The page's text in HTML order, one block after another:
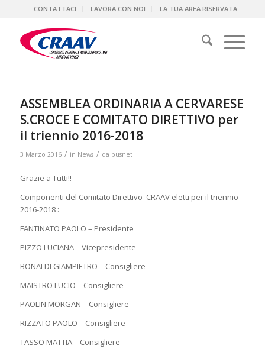
CONTATTACI LAVORA CON NOI LA TUA AREA RISERVATA
ASSEMBLEA ORDINARIA A CERVARESE
S.CROCE E COMITATO DIRETTIVO per
il triennio 2016-2018
3 Marzo 2016 / in News / da busnet
Grazie a Tutti!!
Componenti del Comitato Direttivo CRAAV eletti per il triennio
2016-2018 :
FANTINATO PAOLO – Presidente
PIZZO LUCIANA – Vicepresidente
BONALDI GIAMPIETRO – Consigliere
MAISTRO LUCIO – Consigliere
PAOLIN MORGAN – Consigliere
RIZZATO PAOLO – Consigliere
TASSO MATTIA – Consigliere